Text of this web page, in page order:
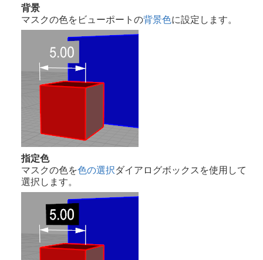
背景
マスクの色をビューポートの背景色に設定します。
指定色
マスクの色を色の選択ダイアログボックスを使用して
選択します。